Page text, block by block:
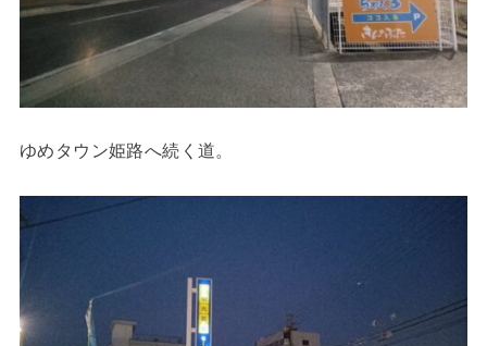
ゆめタウン姫路へ続く道。